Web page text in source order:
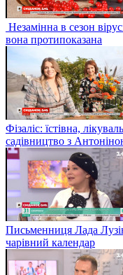
Незамінна в сезон
вона протипоказана
Фізаліс: їстівна,
садівництво з
Письменниця Лада
чарівний календар